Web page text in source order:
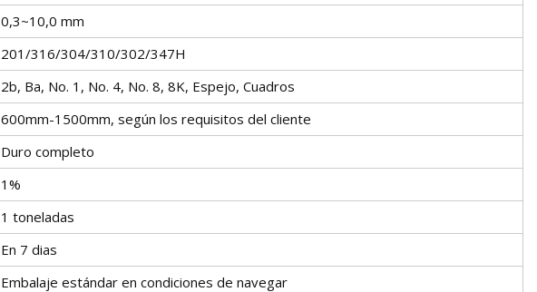
0,3~10,0 mm
201/316/304/310/302/347H
2b, Ba, No. 1, No. 4, No. 8, 8K, Espejo, Cuadros
600mm-1500mm, según los requisitos del cliente
Duro completo
1%
1 toneladas
En 7 dias
Embalaje estándar en condiciones de navegar